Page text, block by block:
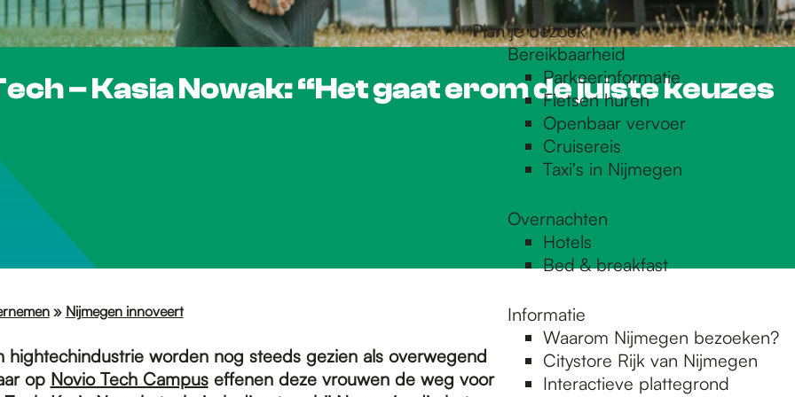
Plan je bezoek
Bereikbaarheid
Parkeerinformatie
Fietsen huren
Openbaar vervoer
Cruisereis
Taxi's in Nijmegen
Overnachten
Hotels
Bed & breakfast
Informatie
Waarom Nijmegen bezoeken?
Citystore Rijk van Nijmegen
Interactieve plattegrond
– Kasia Nowak: “Het gaat erom de juiste keuzes
» Nijmegen innoveert
hightechindustrie worden nog steeds gezien als overwegend
op Novio Tech Campuseffenen deze vrouwen de weg voor